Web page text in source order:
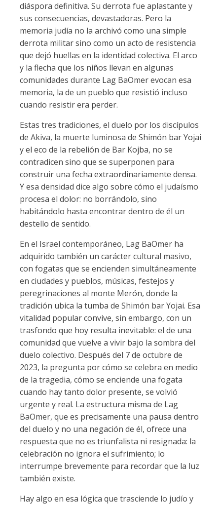
diáspora definitiva. Su derrota fue aplastante y
sus consecuencias, devastadoras. Pero la
memoria judía no la archivó como una simple
derrota militar sino como un acto de resistencia
que dejó huellas en la identidad colectiva. El arco
y la flecha que los niños llevan en algunas
comunidades durante Lag BaOmer evocan esa
memoria, la de un pueblo que resistió incluso
cuando resistir era perder.
Estas tres tradiciones, el duelo por los discípulos
de Akiva, la muerte luminosa de Shimón bar Yojai
y el eco de la rebelión de Bar Kojba, no se
contradicen sino que se superponen para
construir una fecha extraordinariamente densa.
Y esa densidad dice algo sobre cómo el judaísmo
procesa el dolor: no borrándolo, sino
habitándolo hasta encontrar dentro de él un
destello de sentido.
En el Israel contemporáneo, Lag BaOmer ha
adquirido también un carácter cultural masivo,
con fogatas que se encienden simultáneamente
en ciudades y pueblos, músicas, festejos y
peregrinaciones al monte Merón, donde la
tradición ubica la tumba de Shimón bar Yojai. Esa
vitalidad popular convive, sin embargo, con un
trasfondo que hoy resulta inevitable: el de una
comunidad que vuelve a vivir bajo la sombra del
duelo colectivo. Después del 7 de octubre de
2023, la pregunta por cómo se celebra en medio
de la tragedia, cómo se enciende una fogata
cuando hay tanto dolor presente, se volvió
urgente y real. La estructura misma de Lag
BaOmer, que es precisamente una pausa dentro
del duelo y no una negación de él, ofrece una
respuesta que no es triunfalista ni resignada: la
celebración no ignora el sufrimiento; lo
interrumpe brevemente para recordar que la luz
también existe.
Hay algo en esa lógica que trasciende lo judío y